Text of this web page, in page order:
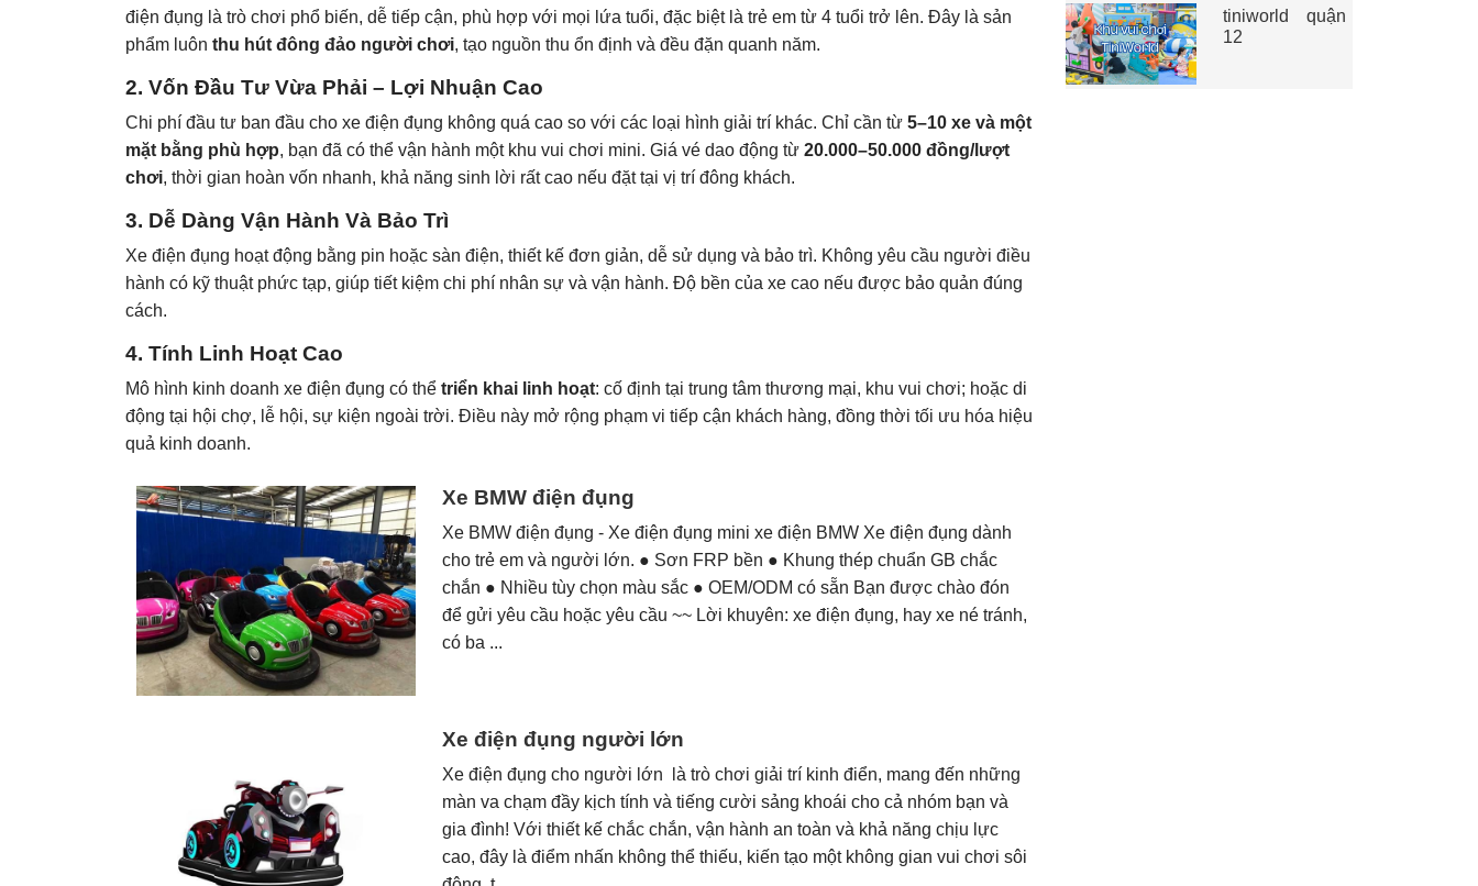
điện đụng là trò chơi phổ biến, dễ tiếp cận, phù hợp với mọi lứa tuổi, đặc biệt là trẻ em từ 4 tuổi trở lên. Đây là sản
phẩm luôn thu hút đông đảo người chơi, tạo nguồn thu ổn định và đều đặn quanh năm.
2. Vốn Đầu Tư Vừa Phải – Lợi Nhuận Cao
Chi phí đầu tư ban đầu cho xe điện đụng không quá cao so với các loại hình giải trí khác. Chỉ cần từ 5–10 xe và một
mặt bằng phù hợp, bạn đã có thể vận hành một khu vui chơi mini. Giá vé dao động từ 20.000–50.000 đồng/lượt
chơi, thời gian hoàn vốn nhanh, khả năng sinh lời rất cao nếu đặt tại vị trí đông khách.
3. Dễ Dàng Vận Hành Và Bảo Trì
Xe điện đụng hoạt động bằng pin hoặc sàn điện, thiết kế đơn giản, dễ sử dụng và bảo trì. Không yêu cầu người điều
hành có kỹ thuật phức tạp, giúp tiết kiệm chi phí nhân sự và vận hành. Độ bền của xe cao nếu được bảo quản đúng
cách.
4. Tính Linh Hoạt Cao
Mô hình kinh doanh xe điện đụng có thể triển khai linh hoạt: cố định tại trung tâm thương mại, khu vui chơi; hoặc di
động tại hội chợ, lễ hội, sự kiện ngoài trời. Điều này mở rộng phạm vi tiếp cận khách hàng, đồng thời tối ưu hóa hiệu
quả kinh doanh.
Xe BMW điện đụng
Xe BMW điện đụng - Xe điện đụng mini xe điện BMW Xe điện đụng dành
cho trẻ em và người lớn. ● Sơn FRP bền ● Khung thép chuẩn GB chắc
chắn ● Nhiều tùy chọn màu sắc ● OEM/ODM có sẵn Bạn được chào đón
để gửi yêu cầu hoặc yêu cầu ~~ Lời khuyên: xe điện đụng, hay xe né tránh,
có ba ...
Xe điện đụng người lớn
Xe điện đụng cho người lớn là trò chơi giải trí kinh điển, mang đến những
màn va chạm đầy kịch tính và tiếng cười sảng khoái cho cả nhóm bạn và
gia đình! Với thiết kế chắc chắn, vận hành an toàn và khả năng chịu lực
cao, đây là điểm nhấn không thể thiếu, kiến tạo một không gian vui chơi sôi
tiniworld quận
12